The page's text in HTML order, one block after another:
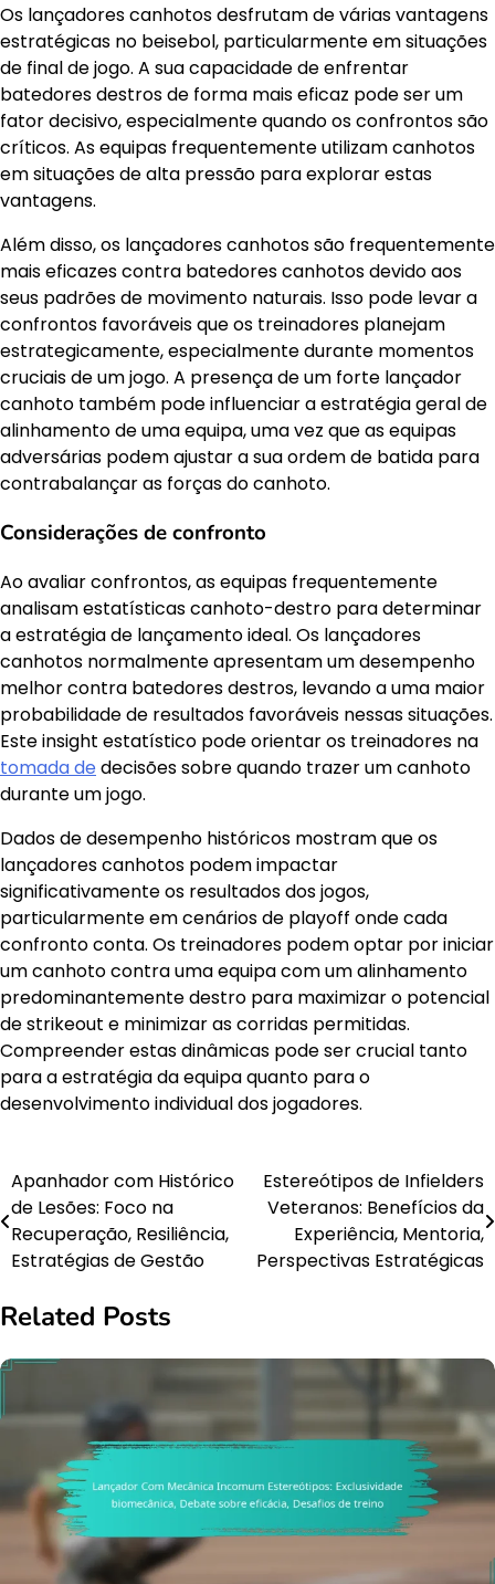
Os lançadores canhotos desfrutam de várias vantagens
estratégicas no beisebol, particularmente em situações
de final de jogo. A sua capacidade de enfrentar
batedores destros de forma mais eficaz pode ser um
fator decisivo, especialmente quando os confrontos são
críticos. As equipas frequentemente utilizam canhotos
em situações de alta pressão para explorar estas
vantagens.
Além disso, os lançadores canhotos são frequentemente
mais eficazes contra batedores canhotos devido aos
seus padrões de movimento naturais. Isso pode levar a
confrontos favoráveis que os treinadores planejam
estrategicamente, especialmente durante momentos
cruciais de um jogo. A presença de um forte lançador
canhoto também pode influenciar a estratégia geral de
alinhamento de uma equipa, uma vez que as equipas
adversárias podem ajustar a sua ordem de batida para
contrabalançar as forças do canhoto.
Considerações de confronto
Ao avaliar confrontos, as equipas frequentemente
analisam estatísticas canhoto-destro para determinar
a estratégia de lançamento ideal. Os lançadores
canhotos normalmente apresentam um desempenho
melhor contra batedores destros, levando a uma maior
probabilidade de resultados favoráveis nessas situações.
Este insight estatístico pode orientar os treinadores na
tomada de decisões sobre quando trazer um canhoto
durante um jogo.
Dados de desempenho históricos mostram que os
lançadores canhotos podem impactar
significativamente os resultados dos jogos,
particularmente em cenários de playoff onde cada
confronto conta. Os treinadores podem optar por iniciar
um canhoto contra uma equipa com um alinhamento
predominantemente destro para maximizar o potencial
de strikeout e minimizar as corridas permitidas.
Compreender estas dinâmicas pode ser crucial tanto
para a estratégia da equipa quanto para o
desenvolvimento individual dos jogadores.
Post
navigation
Apanhador com Histórico
de Lesões: Foco na
Recuperação, Resiliência,
Estratégias de Gestão
Estereótipos de Infielders
Veteranos: Benefícios da
Experiência, Mentoria,
Perspectivas Estratégicas
Related Posts